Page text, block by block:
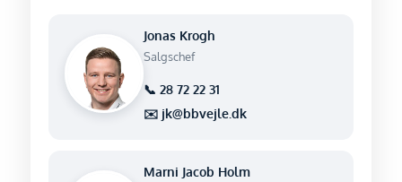
Jonas Krogh
Salgschef
📞 28 72 22 31
✉️ jk@bbvejle.dk
Marni Jacob Holm